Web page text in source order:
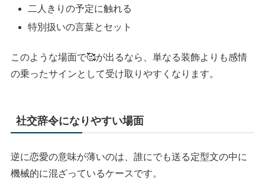
二人きりの予定に触れる
特別扱いの言葉とセット
このような場面で🥰が出るなら、単なる装飾よりも感情
の乗ったサインとして受け取りやすくなります。
社交辞令になりやすい場面
逆に恋愛の意味が薄いのは、誰にでも送る定型文の中に
機械的に混ざっているケースです。